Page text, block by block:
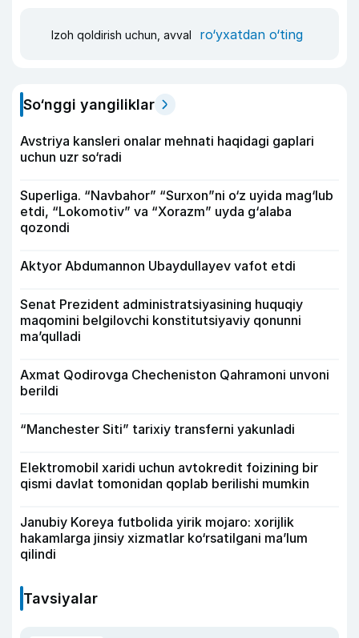
Izoh qoldirish uchun, avval ro‘yxatdan o‘ting
So‘nggi yangiliklar
Avstriya kansleri onalar mehnati haqidagi gaplari
uchun uzr so‘radi
Superliga. “Navbahor” “Surxon”ni o‘z uyida mag‘lub
etdi, “Lokomotiv” va “Xorazm” uyda g‘alaba
qozondi
Aktyor Abdu­mannon Ubaydullayev vafot etdi
Senat Prezident administratsiyasining huquqiy
maqomini belgilovchi konstitutsiyaviy qonunni
ma’qulladi
Axmat Qodirovga Checheniston Qahramoni unvoni
berildi
“Manchester Siti” tarixiy transferni yakunladi
Elektromobil xaridi uchun avtokredit foizining bir
qismi davlat tomonidan qoplab berilishi mumkin
Janubiy Koreya futbolida yirik mojaro: xorijlik
hakamlarga jinsiy xizmatlar ko‘rsatilgani ma’lum
qilindi
Tavsiyalar